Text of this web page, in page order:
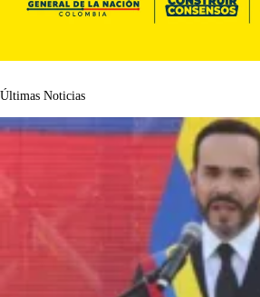
Últimas Noticias